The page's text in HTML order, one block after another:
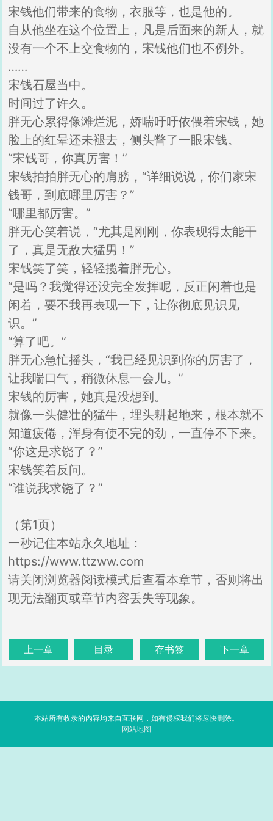
宋钱他们带来的食物，衣服等，也是他的。
自从他坐在这个位置上，凡是后面来的新人，就
没有一个不上交食物的，宋钱他们也不例外。
……
宋钱石屋当中。
时间过了许久。
胖无心累得像滩烂泥，娇喘吁吁依偎着宋钱，她
脸上的红晕还未褪去，侧头瞥了一眼宋钱。
“宋钱哥，你真厉害！”
宋钱拍拍胖无心的肩膀，“详细说说，你们家宋
钱哥，到底哪里厉害？”
“哪里都厉害。”
胖无心笑着说，“尤其是刚刚，你表现得太能干
了，真是无敌大猛男！”
宋钱笑了笑，轻轻揽着胖无心。
“是吗？我觉得还没完全发挥呢，反正闲着也是
闲着，要不我再表现一下，让你彻底见识见
识。”
“算了吧。”
胖无心急忙摇头，“我已经见识到你的厉害了，
让我喘口气，稍微休息一会儿。”
宋钱的厉害，她真是没想到。
就像一头健壮的猛牛，埋头耕起地来，根本就不
知道疲倦，浑身有使不完的劲，一直停不下来。
“你这是求饶了？”
宋钱笑着反问。
“谁说我求饶了？”
（第1页）
一秒记住本站永久地址：
https://www.ttzww.com
请关闭浏览器阅读模式后查看本章节，否则将出
现无法翻页或章节内容丢失等现象。
上一章 目录 存书签 下一章
本站所有收录的内容均来自互联网，如有侵权我们将尽快删除。
网站地图